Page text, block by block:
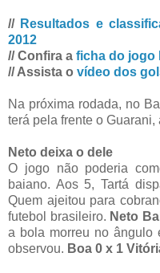
// Resultados e
2012
// Confira a ficha do jogo
// Assista o vídeo dos
Na próxima rodada, no
terá pela frente o Guarani,
Neto deixa o dele
O jogo não poderia
baiano. Aos 5, Tartá
Quem ajeitou para
futebol brasileiro. Neto
a bola morreu no ângulo
observou. Boa 0 x 1